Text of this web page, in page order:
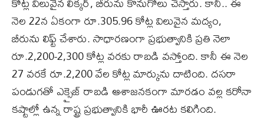
నెల 22న ఏకంగా రూ.305.96 కోట్ల విలువైన మద్యం,
బీరును లిఫ్ట్‌ చేశారు. సాధారణంగా ప్రభుత్వానికి ప్రతి నెలా
రూ.2,200-2,300 కోట్ల వరకు రాబడి వస్తోంది. కానీ ఈ నెల
27 వరకే రూ.2,200 వేల కోట్ల మార్కును దాటింది. దసరా
పండుగతో ఎక్సైజ్‌ రాబడి ఆశాజనకంగా మారడం వల్ల కరోనా
కష్టాల్లో ఉన్న రాష్ట్ర ప్రభుత్వానికి భారీ ఊరట కలిగింది.